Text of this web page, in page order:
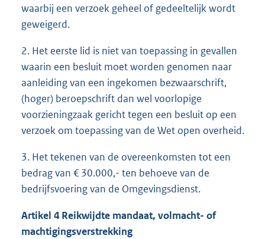
waarbij een verzoek geheel of gedeeltelijk wordt
geweigerd.
2. Het eerste lid is niet van toepassing in gevallen
waarin een besluit moet worden genomen naar
aanleiding van een ingekomen bezwaarschrift,
(hoger) beroepschrift dan wel voorlopige
voorzieningzaak gericht tegen een besluit op een
verzoek om toepassing van de Wet open overheid.
3. Het tekenen van de overeenkomsten tot een
bedrag van € 30.000,- ten behoeve van de
bedrijfsvoering van de Omgevingsdienst.
Artikel 4 Reikwijdte mandaat, volmacht- of
machtigingsverstrekking